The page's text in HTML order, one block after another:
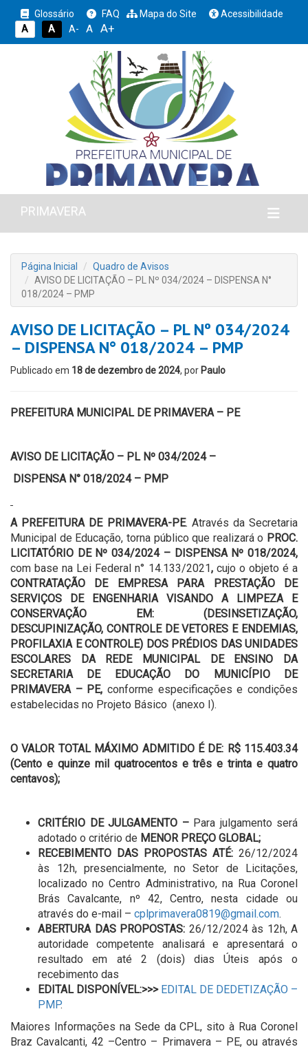
Glossário FAQ Mapa do Site
Acessibilidade
A
A A- A A+
PRIMAVERA
Página Inicial
Quadro de Avisos
AVISO DE LICITAÇÃO – PL Nº 034/2024 – DISPENSA N°
018/2024 – PMP
AVISO DE LICITAÇÃO – PL Nº 034/2024
– DISPENSA N° 018/2024 – PMP
Publicado em 18 de dezembro de 2024, por Paulo
PREFEITURA MUNICIPAL DE PRIMAVERA – PE
AVISO DE LICITAÇÃO – PL Nº 034/2024 –
DISPENSA N° 018/2024 – PMP
A PREFEITURA DE PRIMAVERA-PE. Através da Secretaria
Municipal de Educação, torna público que realizará o PROC.
LICITATÓRIO DE Nº 034/2024 – DISPENSA Nº 018/2024,
com base na Lei Federal n° 14.133/2021, cujo o objeto é a
CONTRATAÇÃO DE EMPRESA PARA PRESTAÇÃO DE
SERVIÇOS DE ENGENHARIA VISANDO A LIMPEZA E
CONSERVAÇÃO EM: (DESINSETIZAÇÃO,
DESCUPINIZAÇÃO, CONTROLE DE VETORES E ENDEMIAS,
PROFILAXIA E CONTROLE) DOS PRÉDIOS DAS UNIDADES
ESCOLARES DA REDE MUNICIPAL DE ENSINO DA
SECRETARIA DE EDUCAÇÃO DO MUNICÍPIO DE
PRIMAVERA – PE, conforme especificações e condições
estabelecidas no Projeto Básico (anexo I).
O VALOR TOTAL MÁXIMO ADMITIDO É DE: R$ 115.403.34
(Cento e quinze mil quatrocentos e três e trinta e quatro
centavos);
CRITÉRIO DE JULGAMENTO – Para julgamento será
adotado o critério de MENOR PREÇO GLOBAL;
RECEBIMENTO DAS PROPOSTAS ATÉ: 26/12/2024
às 12h, presencialmente, no Setor de Licitações,
localizado no Centro Administrativo, na Rua Coronel
Brás Cavalcante, nº 42, Centro, nesta cidade ou
através do e-mail – cplprimavera0819@gmail.com.
ABERTURA DAS PROPOSTAS: 26/12/2024 às 12h, A
autoridade competente analisará e apresentará o
resultado em até 2 (dois) dias Úteis após o
recebimento das
EDITAL DISPONÍVEL:>>> EDITAL DE DEDETIZAÇÃO –
PMP.
Maiores Informações na Sede da CPL, sito à Rua Coronel
Braz Cavalcanti, 42 –Centro – Primavera – PE, ou através